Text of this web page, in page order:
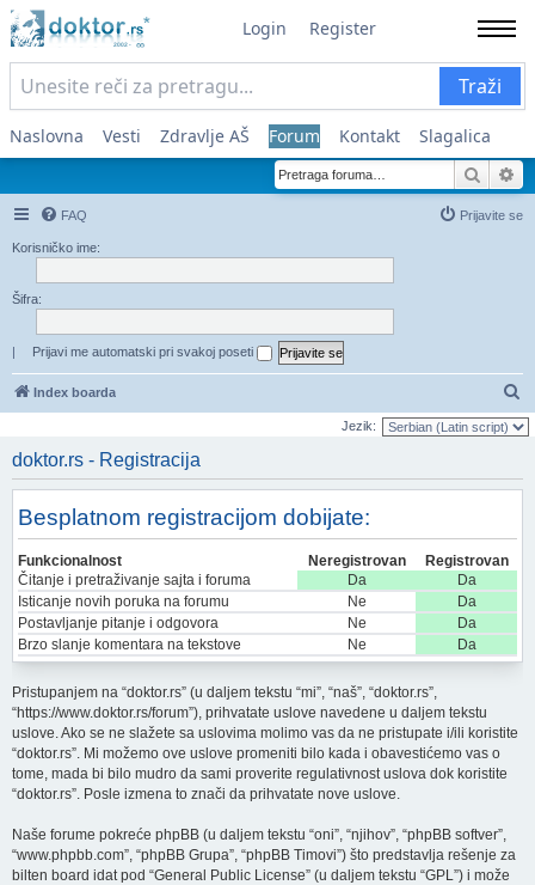
Login Register
Traži
Naslovna Vesti Zdravlje AŠ Forum Kontakt Slagalica
FAQ Prijavite se
Korisničko ime:
Šifra:
| Prijavi me automatski pri svakoj poseti
Index boarda
Jezik:
doktor.rs - Registracija
Besplatnom registracijom dobijate:
Funkcionalnost Neregistrovan
Registrovan
Čitanje i pretraživanje sajta i foruma
Da
Da
Isticanje novih poruka na forumu
Ne
Da
Postavljanje pitanje i odgovora
Ne
Da
Brzo slanje komentara na tekstove
Ne Da
Pristupanjem na “doktor.rs” (u daljem tekstu “mi”, “naš”, “doktor.rs”,
“https://www.doktor.rs/forum”), prihvatate uslove navedene u daljem tekstu
uslove. Ako se ne slažete sa uslovima molimo vas da ne pristupate i/ili koristite
“doktor.rs”. Mi možemo ove uslove promeniti bilo kada i obavestićemo vas o
tome, mada bi bilo mudro da sami proverite regulativnost uslova dok koristite
“doktor.rs”. Posle izmena to znači da prihvatate nove uslove.
Naše forume pokreće phpBB (u daljem tekstu “oni”, “njihov”, “phpBB softver”,
“www.phpbb.com”, “phpBB Grupa”, “phpBB Timovi”) što predstavlja rešenje za
bilten board idat pod “General Public License” (u daljem tekstu “GPL”) i može